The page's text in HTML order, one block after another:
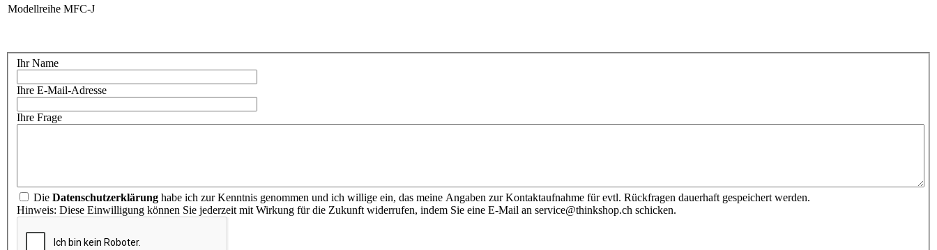
Modellreihe MFC-J
Ihr Name
Ihre E-Mail-Adresse
Ihre Frage
Die Datenschutzerklärung habe ich zur Kenntnis genommen und ich willige ein, das meine Angaben zur Kontaktaufnahme für evtl. Rückfragen dauerhaft gespeichert werden.
Hinweis: Diese Einwilligung können Sie jederzeit mit Wirkung für die Zukunft widerrufen, indem Sie eine E-Mail an service@thinkshop.ch schicken.